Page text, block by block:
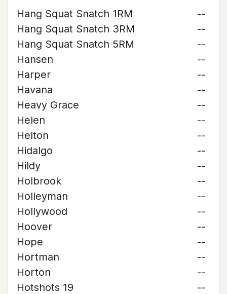
Hang Squat Snatch 1RM
--
Hang Squat Snatch 3RM
--
Hang Squat Snatch 5RM
--
Hansen
--
Harper
--
Havana
--
Heavy Grace
--
Helen
--
Helton
--
Hidalgo
--
Hildy
--
Holbrook
--
Holleyman
--
Hollywood
--
Hoover
--
Hope
--
Hortman
--
Horton
--
Hotshots 19
--